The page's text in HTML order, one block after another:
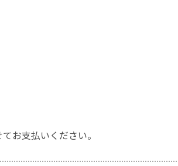
お支払いください。